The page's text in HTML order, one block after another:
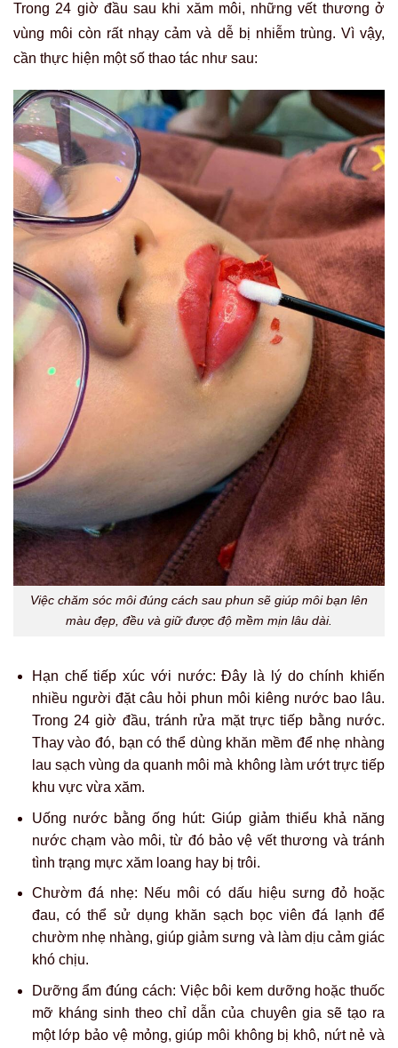
Trong 24 giờ đầu sau khi xăm môi, những vết thương ở
vùng môi còn rất nhạy cảm và dễ bị nhiễm trùng. Vì vậy,
cần thực hiện một số thao tác như sau:
Việc chăm sóc môi đúng cách sau phun sẽ giúp môi bạn lên
màu đẹp, đều và giữ được độ mềm mịn lâu dài.
Hạn chế tiếp xúc với nước: Đây là lý do chính khiến
nhiều người đặt câu hỏi phun môi kiêng nước bao lâu.
Trong 24 giờ đầu, tránh rửa mặt trực tiếp bằng nước.
Thay vào đó, bạn có thể dùng khăn mềm để nhẹ nhàng
lau sạch vùng da quanh môi mà không làm ướt trực tiếp
khu vực vừa xăm.
Uống nước bằng ống hút: Giúp giảm thiểu khả năng
nước chạm vào môi, từ đó bảo vệ vết thương và tránh
tình trạng mực xăm loang hay bị trôi.
Chườm đá nhẹ: Nếu môi có dấu hiệu sưng đỏ hoặc
đau, có thể sử dụng khăn sạch bọc viên đá lạnh để
chườm nhẹ nhàng, giúp giảm sưng và làm dịu cảm giác
khó chịu.
Dưỡng ẩm đúng cách: Việc bôi kem dưỡng hoặc thuốc
mỡ kháng sinh theo chỉ dẫn của chuyên gia sẽ tạo ra
một lớp bảo vệ mỏng, giúp môi không bị khô, nứt nẻ và